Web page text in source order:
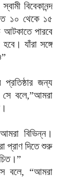
বিবেকানন্দ
১০ থেকে ১৫
পারবে
যাঁরা সঙ্গে
জন্য
বলে,”আমরা
বিভিন্ন।
প্রাণ দিতে শুরু
বলে, “আমরা